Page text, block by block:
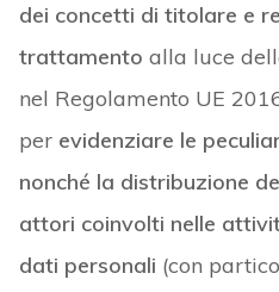
dei concetti di titolare e
trattamento alla luce
nel Regolamento UE
per evidenziare le
nonché la distribuzione
attori coinvolti nelle
dati personali (con